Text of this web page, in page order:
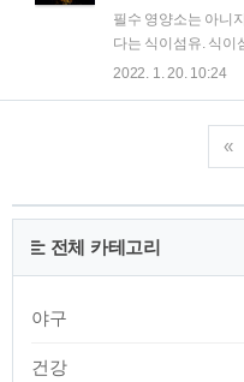
필수 영양소는 아니
다는 식이섬유. 식이
주로 과일이나 채소,
수 되는 것을 막아
히 오르는 것을 방
장의 담즙산 농도가
가서 장내세균 등에
유를 섭취할 경우 대
2022. 1. 20. 10:24
«
전체 카테고리
야구
건강